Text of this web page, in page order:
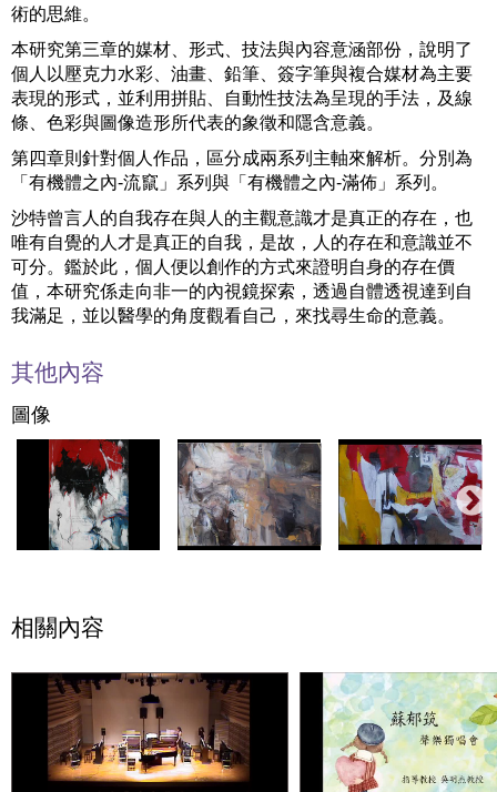
術的思維。
本研究第三章的媒材、形式、技法與內容意涵部份，說明了
個人以壓克力水彩、油畫、鉛筆、簽字筆與複合媒材為主要
表現的形式，並利用拼貼、自動性技法為呈現的手法，及線
條、色彩與圖像造形所代表的象徵和隱含意義。
第四章則針對個人作品，區分成兩系列主軸來解析。分別為
「有機體之內-流竄」系列與「有機體之內-滿佈」系列。
沙特曾言人的自我存在與人的主觀意識才是真正的存在，也
唯有自覺的人才是真正的自我，是故，人的存在和意識並不
可分。鑑於此，個人便以創作的方式來證明自身的存在價
值，本研究係走向非一的內視鏡探索，透過自體透視達到自
我滿足，並以醫學的角度觀看自己，來找尋生命的意義。
其他內容
圖像
相關內容